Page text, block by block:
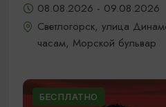
08.08.2026 - 09.08.2026
Светлогорск, улица
часам, Морской бульвар
БЕСПЛАТНО